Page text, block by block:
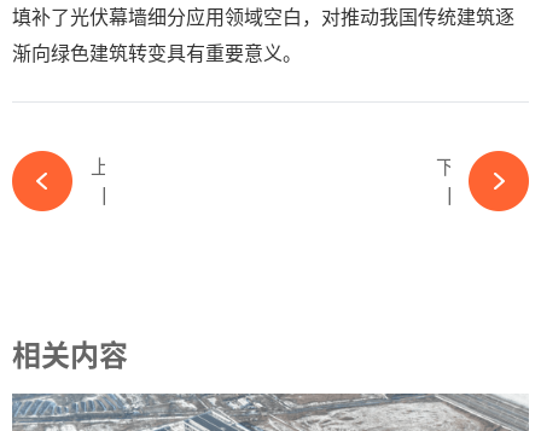
填补了光伏幕墙细分应用领域空白，对推动我国传统建筑逐
渐向绿色建筑转变具有重要意义。
下一篇
【OFweek维科杯】东方日升申报超高效光伏组件奖项-ky体育APP官网下载
相关内容